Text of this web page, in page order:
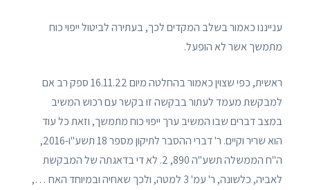
ענייננו כאמור בשלב המקדים לכך, בעתירה לביטול ייפוי כוח
מתמשך אשר לא הופעל.
ראשית, כפי שצוין כאמור בהחלטה מיום 16.11.22 ספק רב אם
למבקשת מעמד לעתור בבקשה זו בקשר עם רכוש המשיב
במצב דברים שבו המשיב ערך ייפוי כוח מתמשך, וזאת כל עוד
הוא שריר וקיים. ר' דברי ההסבר לתיקון מספר 18 תשע"ו-2016,
ה"ח הממשלה תשע"ה 890, 2. לא די בדאגתה של המבקשת
לאביה, כלשונה, ר' עמ' 3 למטה, ולכך שאחיה ובמיוחד האח …,